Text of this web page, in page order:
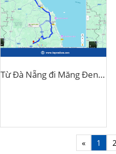
Từ Đà Nẵng đi Măng Đen bao nhiêu tiếng
« 1 2